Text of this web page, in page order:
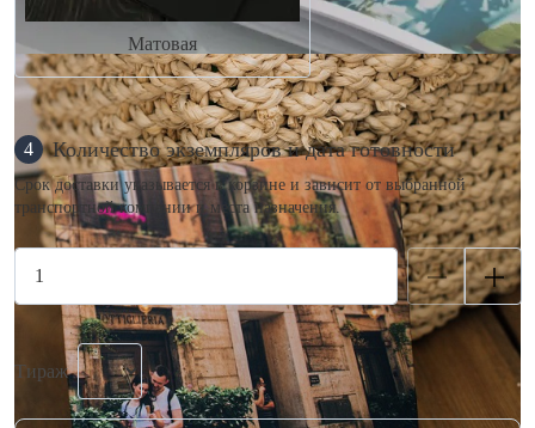
Матовая
4 Количество экземпляров и дата готовности
Срок доставки указывается в корзине и зависит от выбранной
транспортной компании и места назначения.
Тираж